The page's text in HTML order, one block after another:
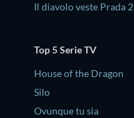
Il diavolo veste Prada 2
Top 5 Serie TV
House of the Dragon
Silo
Ovunque tu sia